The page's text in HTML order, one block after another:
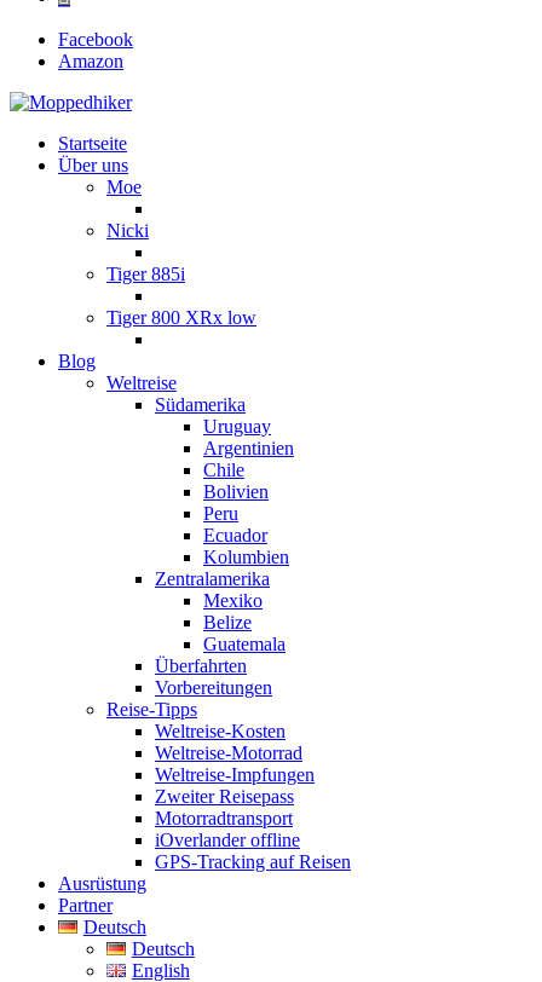
Facebook
Amazon
Startseite
Über uns
Moe
Nicki
Tiger 885i
Tiger 800 XRx low
Blog
Weltreise
Südamerika
Uruguay
Argentinien
Chile
Bolivien
Peru
Ecuador
Kolumbien
Zentralamerika
Mexiko
Belize
Guatemala
Überfahrten
Vorbereitungen
Reise-Tipps
Weltreise-Kosten
Weltreise-Motorrad
Weltreise-Impfungen
Zweiter Reisepass
Motorradtransport
iOverlander offline
GPS-Tracking auf Reisen
Ausrüstung
Partner
Deutsch
Deutsch
English